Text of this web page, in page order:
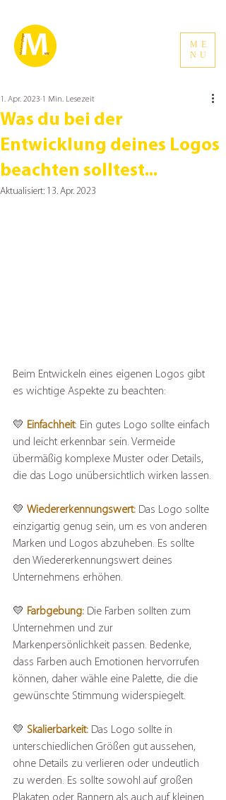
ME
NU
Was du bei der
Entwicklung deines Logos
beachten solltest...
1. Apr. 2023 1 Min. Lesezeit
Aktualisiert: 13. Apr. 2023
Beim Entwickeln eines eigenen Logos gibt
es wichtige Aspekte zu beachten:
💛 Einfachheit: Ein gutes Logo sollte einfach
und leicht erkennbar sein. Vermeide
übermäßig komplexe Muster oder Details,
die das Logo unübersichtlich wirken lassen.
💛 Wiedererkennungswert: Das Logo sollte
einzigartig genug sein, um es von anderen
Marken und Logos abzuheben. Es sollte
den Wiedererkennungswert deines
Unternehmens erhöhen.
💛 Farbgebung: Die Farben sollten zum
Unternehmen und zur
Markenpersönlichkeit passen. Bedenke,
dass Farben auch Emotionen hervorrufen
können, daher wähle eine Palette, die die
gewünschte Stimmung widerspiegelt.
💛 Skalierbarkeit: Das Logo sollte in
unterschiedlichen Größen gut aussehen,
ohne Details zu verlieren oder undeutlich
zu werden. Es sollte sowohl auf großen